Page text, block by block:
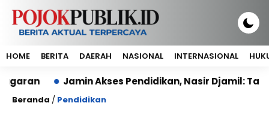
HOME BERITA DAERAH NASIONAL INTERNASIONAL
Jamin Akses Pendidikan, Nasir Djamil: Tak Ada
Beranda / Pendidikan